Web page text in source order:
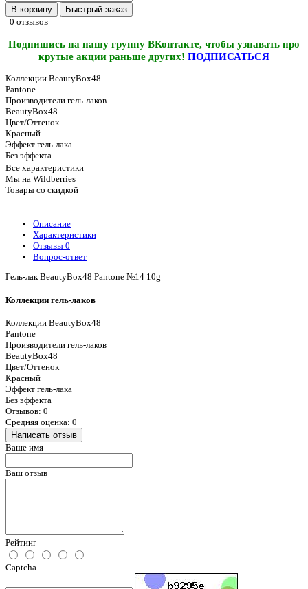
В корзину
Быстрый заказ
0 отзывов
Подпишись на нашу группу ВКонтакте, чтобы узнавать про
крутые акции раньше других! ПОДПИСАТЬСЯ
Коллекции BeautyBox48
Pantone
Производители гель-лаков
BeautyBox48
Цвет/Оттенок
Красный
Эффект гель-лака
Без эффекта
Все характеристики
Мы на Wildberries
Товары со скидкой
Описание
Характеристики
Отзывы 0
Вопрос-ответ
Гель-лак BeautyBox48 Pantone №14 10g
Коллекции гель-лаков
Коллекции BeautyBox48
Pantone
Производители гель-лаков
BeautyBox48
Цвет/Оттенок
Красный
Эффект гель-лака
Без эффекта
Отзывов: 0
Средняя оценка: 0
Написать отзыв
Ваше имя
Ваш отзыв
Рейтинг
Captcha